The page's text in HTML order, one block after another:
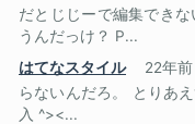
だとじじーで編集でき
うんだっけ？ P...
はてなスタイル
22年前
らないんだろ。 とりあ
入 ^><...